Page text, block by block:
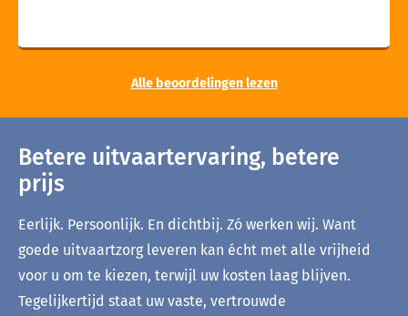
Alle beoordelingen lezen
Betere uitvaartervaring, betere
prijs
Eerlijk. Persoonlijk. En dichtbij. Zó werken wij. Want
goede uitvaartzorg leveren kan écht met alle vrijheid
voor u om te kiezen, terwijl uw kosten laag blijven.
Tegelijkertijd staat uw vaste, vertrouwde